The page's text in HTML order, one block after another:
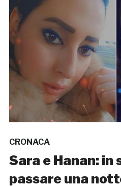
CRONACA
Sara e Hanan: in
passare una